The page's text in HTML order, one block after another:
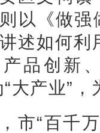
以《做强
述如何
品创新
“大产业”
市“百千